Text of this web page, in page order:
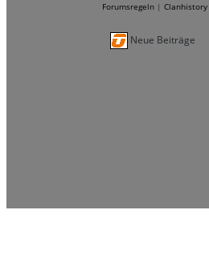
Forumsregeln | Clanhistory
Neue Beiträge